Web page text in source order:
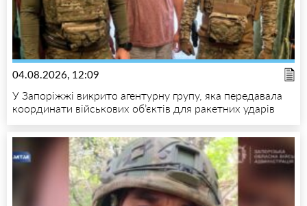
04.08.2026, 12:09
У Запоріжжі викрито агентурну групу, яка передавала
координати військових об’єктів для ракетних ударів